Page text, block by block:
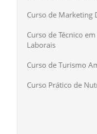
Curso de Marketing
Curso de Técnico
Laborais
Curso de Turismo
Curso Prático de